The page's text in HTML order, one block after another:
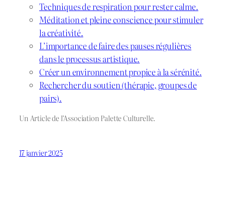
Techniques de respiration pour rester calme.
Méditation et pleine conscience pour stimuler
la créativité.
L’importance de faire des pauses régulières
dans le processus artistique.
Créer un environnement propice à la sérénité.
Rechercher du soutien (thérapie, groupes de
pairs).
Un Article de l’Association Palette Culturelle.
17 janvier 2025